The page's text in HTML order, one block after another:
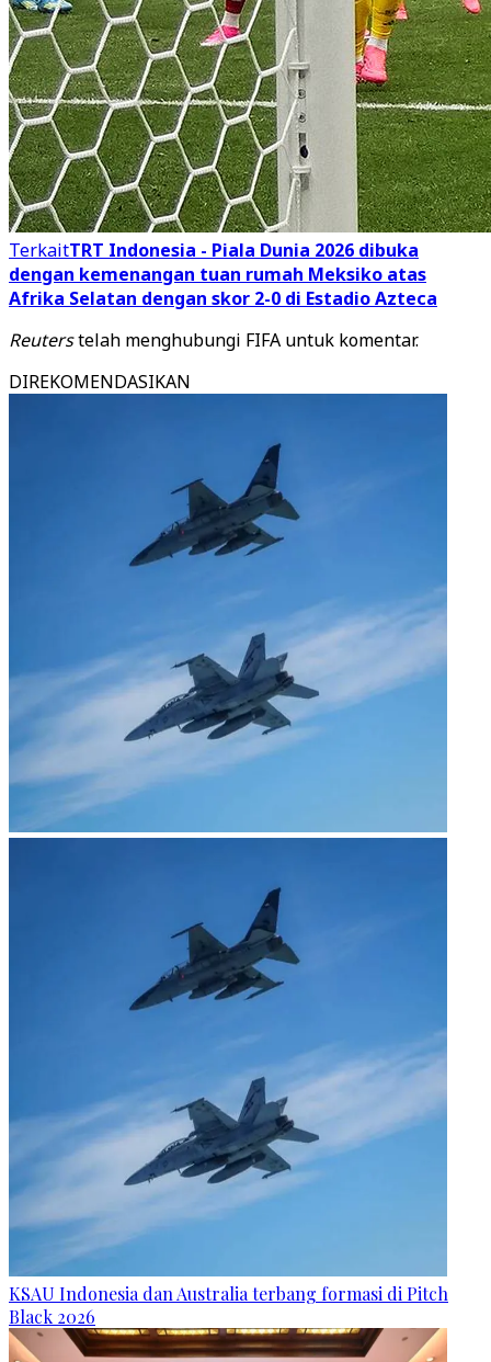
TerkaitTRT Indonesia - Piala Dunia 2026 dibuka
dengan kemenangan tuan rumah Meksiko atas
Afrika Selatan dengan skor 2-0 di Estadio Azteca
Reuterstelah menghubungi FIFA untuk komentar.
DIREKOMENDASIKAN
KSAU Indonesia dan Australia terbang formasi di Pitch
Black 2026